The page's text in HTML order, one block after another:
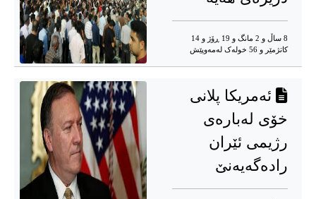
8 ساڵ و 2 مانگ و 19 ڕۆژ و 14
کاتژمێر و 56 خوله‌ک له‌مه‌وپێش‌
ئەمریکا پلانی
خۆی لەبارەی
رژیمی ئێران
رادەگەیەنێ‌